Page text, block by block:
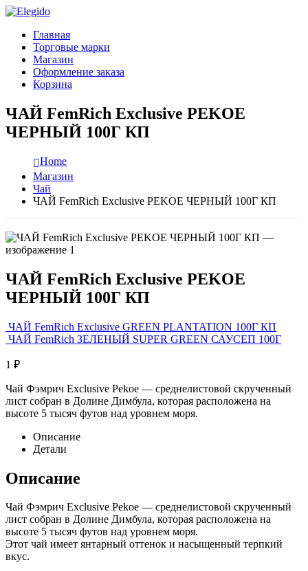
Главная
Торговые марки
Магазин
Оформление заказа
Корзина
ЧАЙ FemRich Exclusive PEKOE
ЧЕРНЫЙ 100Г КП
Home
Магазин
Чай
ЧАЙ FemRich Exclusive PEKOE ЧЕРНЫЙ 100Г КП
ЧАЙ FemRich Exclusive PEKOE
ЧЕРНЫЙ 100Г КП
ЧАЙ FemRich Exclusive GREEN PLANTATION 100Г КП
ЧАЙ FemRich ЗЕЛЕНЫЙ SUPER GREEN САУСЕП 100Г
1 ₽
Чай Фэмрич Exclusive Pekoe — среднелистовой скрученный
лист собран в Долине Димбула, которая расположена на
высоте 5 тысяч футов над уровнем моря.
Описание
Детали
Описание
Чай Фэмрич Exclusive Pekoe — среднелистовой скрученный
лист собран в Долине Димбула, которая расположена на
высоте 5 тысяч футов над уровнем моря.
Этот чай имеет янтарный оттенок и насыщенный терпкий
вкус.